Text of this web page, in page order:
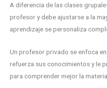
A diferencia de las clases
profesor y debe ajustarse a la
aprendizaje se personaliza
Un profesor privado se enfoca
refuerza sus conocimientos y le
para comprender mejor la materia.